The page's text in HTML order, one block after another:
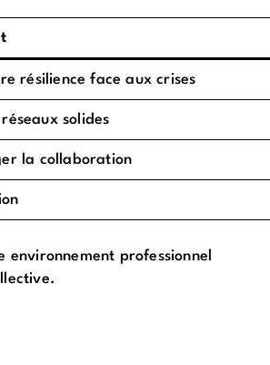
résilience face aux crises
solides
la collaboration
professionnel